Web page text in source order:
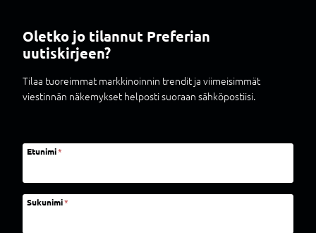
Oletko jo tilannut Preferian
uutiskirjeen?
Tilaa tuoreimmat markkinoinnin trendit ja viimeisimmät
viestinnän näkemykset helposti suoraan sähköpostiisi.
Etunimi*
Sukunimi*